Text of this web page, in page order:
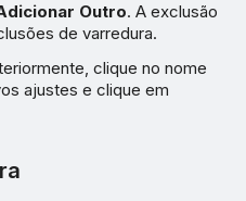
Outro. A exclusão
de varredura.
clique no nome
ajustes e clique em